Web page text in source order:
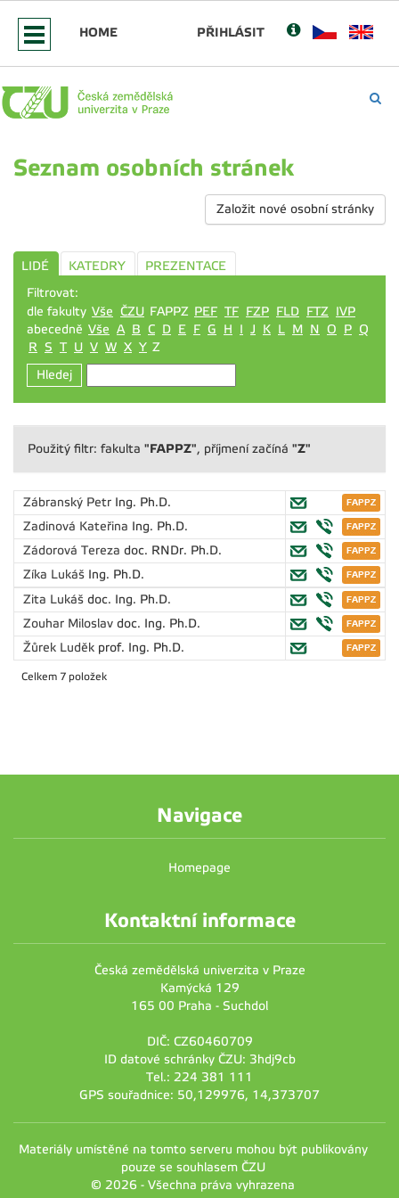
HOME PŘIHLÁSIT
Seznam osobních stránek
Založit nové osobní stránky
LIDÉ KATEDRY
PREZENTACE
Filtrovat:
dle fakulty Vše ČZU FAPPZ PEF TF FZP FLD FTZ IVP
abecedně Vše A B C D E F G H I J K L M N O P Q
R S T U V W X Y Z
Hledej
Použitý filtr: fakulta "FAPPZ", příjmení začíná "Z"
Zábranský Petr Ing. Ph.D.
Zadinová Kateřina Ing. Ph.D.
Zádorová Tereza doc. RNDr. Ph.D.
Zíka Lukáš Ing. Ph.D.
Zita Lukáš doc. Ing. Ph.D.
Zouhar Miloslav doc. Ing. Ph.D.
Žůrek Luděk prof. Ing. Ph.D.
Celkem 7 položek
Navigace
Homepage
Kontaktní informace
Česká zemědělská univerzita v Praze
Kamýcká 129
165 00 Praha - Suchdol
DIČ: CZ60460709
ID datové schránky ČZU: 3hdj9cb
Tel.: 224 381 111
GPS souřadnice: 50,129976, 14,373707
Materiály umístěné na tomto serveru mohou být publikovány
pouze se souhlasem ČZU
© 2026 - Všechna práva vyhrazena